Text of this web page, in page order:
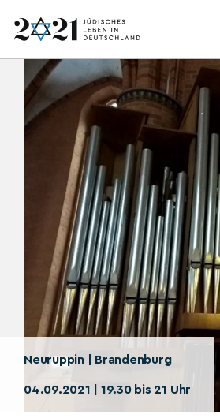
Neuruppin | Brandenburg
04.09.2021 | 19.30 bis 21 Uhr